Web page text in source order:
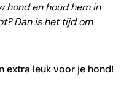
hond en houd hem in
Dan is het tijd om
extra leuk voor je hond!